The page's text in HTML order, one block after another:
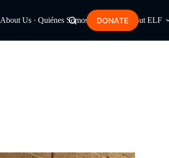
About Us · Quiénes Somos About ELF
DONATE